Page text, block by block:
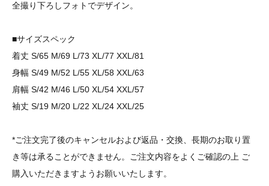
全撮り下ろしフォトでデザイン。
■サイズスペック
着丈 S/65 M/69 L/73 XL/77 XXL/81
身幅 S/49 M/52 L/55 XL/58 XXL/63
肩幅 S/42 M/46 L/50 XL/54 XXL/57
袖丈 S/19 M/20 L/22 XL/24 XXL/25
*ご注文完了後のキャンセルおよび返品・交換、長期のお取り置
き等は承ることができません。ご注文内容をよくご確認の上 ご
購入いただきますようお願いいたします。